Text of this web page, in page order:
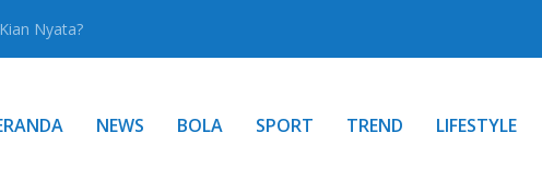
Nyata?
NEWS BOLA SPORT TREND LIFESTYLE